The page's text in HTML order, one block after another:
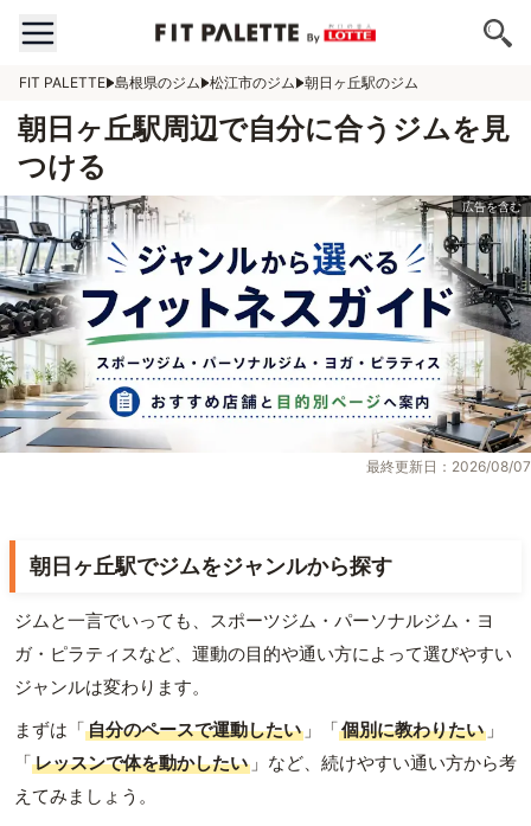
FIT PALETTE 島根県のジム 松江市のジム 朝日ヶ丘駅のジム
朝日ヶ丘駅周辺で自分に合うジムを見
つける
最終更新日：2026/08/07
朝日ヶ丘駅でジムをジャンルから探す
ジムと一言でいっても、スポーツジム・パーソナルジム・ヨ
ガ・ピラティスなど、運動の目的や通い方によって選びやすい
ジャンルは変わります。
まずは「自分のペースで運動したい 」「個別に教わりたい 」
「レッスンで体を動かしたい 」など、続けやすい通い方から考
えてみましょう。